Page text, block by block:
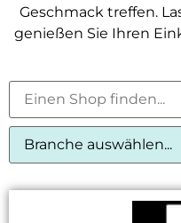
Geschmack treffen.
genießen Sie Ihren